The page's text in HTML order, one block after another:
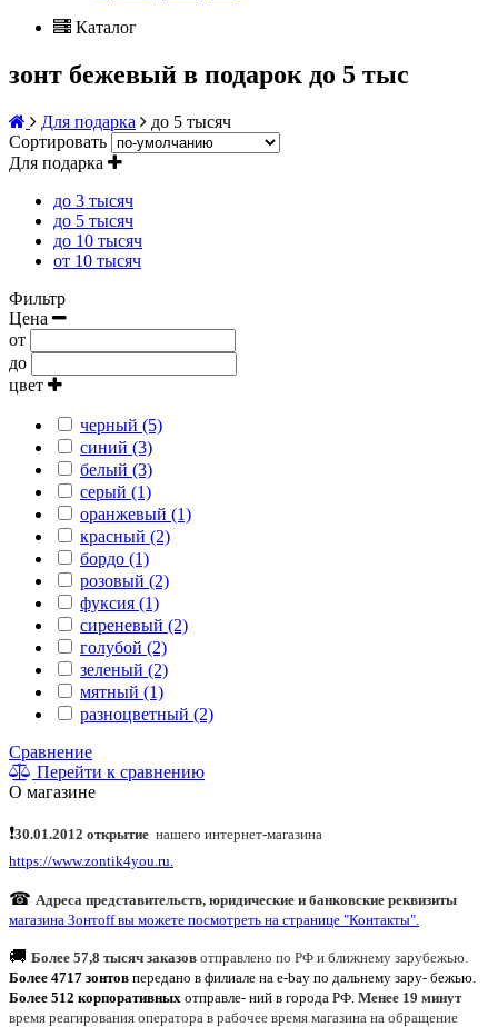
Каталог
зонт бежевый в подарок до 5 тыс
Для подарка
до 5 тысяч
Сортировать
Для подарка
до 3 тысяч
до 5 тысяч
до 10 тысяч
от 10 тысяч
Фильтр
Цена
от
до
цвет
черный (5)
синий (3)
белый (3)
серый (1)
оранжевый (1)
красный (2)
бордо (1)
розовый (2)
фуксия (1)
сиреневый (2)
голубой (2)
зеленый (2)
мятный (1)
разноцветный (2)
Сравнение
Перейти к сравнению
О магазине
❗30.01.2012 открытие нашего интернет-магазина
https://www.zontik4you.ru.
☎ Адреса представительств, юридические и банковские реквизиты
магазина Зонтoff вы можете посмотреть на странице "Контакты".
🚚 Более 57,8 тысяч заказов отправлено по РФ и ближнему зарубежью.
Более 4717 зонтов передано в филиале на e-bay по дальнему зару- бежью.
Более 512 корпоративных отправле- ний в города РФ. Менее 19 минут
время реагирования оператора в рабочее время магазина на обращение